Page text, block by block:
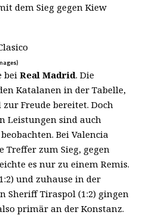
dem Sieg gegen Kiew
bei Real Madrid. Die
Katalanen in der Tabelle,
Freude bereitet. Doch
Leistungen sind auch
Bei Valencia
Treffer zum Sieg, gegen
es nur zu einem Remis.
und zuhause in der
Sheriff Tiraspol (1:2) gingen
primär an der Konstanz.